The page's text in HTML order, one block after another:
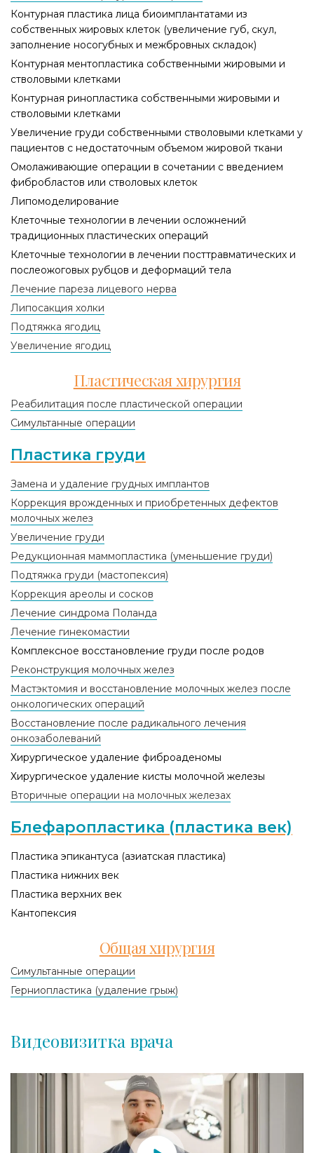
Контурная пластика лица биоимплантатами из
собственных жировых клеток (увеличение губ, скул,
заполнение носогубных и межбровных складок)
Контурная ментопластика собственными жировыми и
стволовыми клетками
Контурная ринопластика собственными жировыми и
стволовыми клетками
Увеличение груди собственными стволовыми клетками у
пациентов с недостаточным объемом жировой ткани
Омолаживающие операции в сочетании с введением
фибробластов или стволовых клеток
Липомоделирование
Клеточные технологии в лечении осложнений
традиционных пластических операций
Клеточные технологии в лечении посттравматических и
послеожоговых рубцов и деформаций тела
Лечение пареза лицевого нерва
Липосакция холки
Подтяжка ягодиц
Увеличение ягодиц
Пластическая хирургия
Реабилитация после пластической операции
Симультанные операции
Пластика груди
Замена и удаление грудных имплантов
Коррекция врожденных и приобретенных дефектов
молочных желез
Увеличение груди
Редукционная маммопластика (уменьшение груди)
Подтяжка груди (мастопексия)
Коррекция ареолы и сосков
Лечение синдрома Поланда
Лечение гинекомастии
Комплексное восстановление груди после родов
Реконструкция молочных желез
Мастэктомия и восстановление молочных желез после
онкологических операций
Восстановление после радикального лечения
онкозаболеваний
Хирургическое удаление фиброаденомы
Хирургическое удаление кисты молочной железы
Вторичные операции на молочных железах
Блефаропластика (пластика век)
Пластика эпикантуса (азиатская пластика)
Пластика нижних век
Пластика верхних век
Кантопексия
Общая хирургия
Симультанные операции
Герниопластика (удаление грыж)
Видеовизитка врача